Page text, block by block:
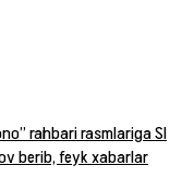
rahbari rasmlariga SI
berib, feyk xabarlar